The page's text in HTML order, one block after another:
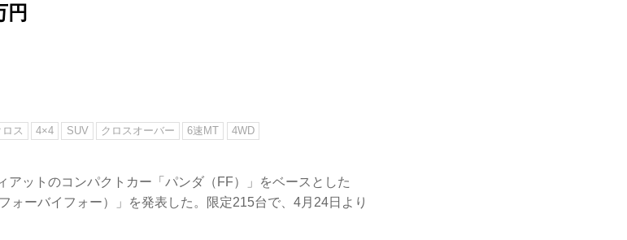
円
ロス 4×4 SUV クロスオーバー 6速MT 4WD
アットのコンパクトカー「パンダ（FF）」をベースとした
ォーバイフォー）」を発表した。限定215台で、4月24日より